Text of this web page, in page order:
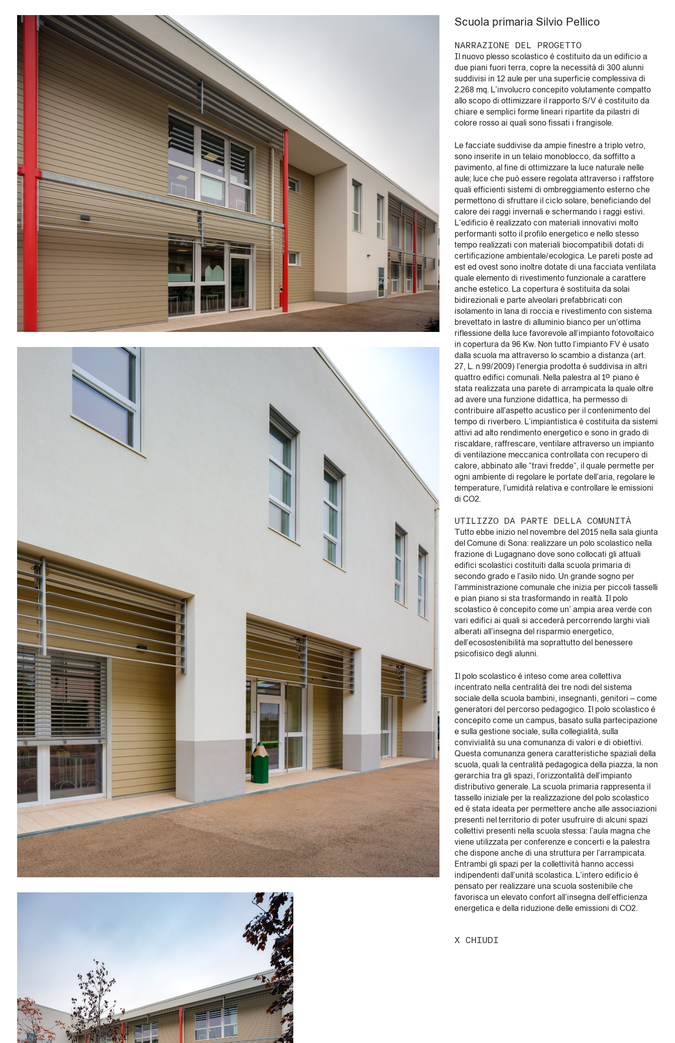
Scuola primaria Silvio Pellico
NARRAZIONE DEL PROGETTO
Il nuovo plesso scolastico è costituito da un edificio a
due piani fuori terra, copre la necessità di 300 alunni
suddivisi in 12 aule per una superficie complessiva di
2.268 mq. L’involucro concepito volutamente compatto
allo scopo di ottimizzare il rapporto S/V è costituito da
chiare e semplici forme lineari ripartite da pilastri di
colore rosso ai quali sono fissati i frangisole.
Le facciate suddivise da ampie finestre a triplo vetro,
sono inserite in un telaio monoblocco, da soffitto a
pavimento, al fine di ottimizzare la luce naturale nelle
aule; luce che può essere regolata attraverso i raffstore
quali efficienti sistemi di ombreggiamento esterno che
permettono di sfruttare il ciclo solare, beneficiando del
calore dei raggi invernali e schermando i raggi estivi.
L’edificio è realizzato con materiali innovativi molto
performanti sotto il profilo energetico e nello stesso
tempo realizzati con materiali biocompatibili dotati di
certificazione ambientale/ecologica. Le pareti poste ad
est ed ovest sono inoltre dotate di una facciata ventilata
quale elemento di rivestimento funzionale a carattere
anche estetico. La copertura è sostituita da solai
bidirezionali e parte alveolari prefabbricati con
isolamento in lana di roccia e rivestimento con sistema
brevettato in lastre di alluminio bianco per un’ottima
riflessione della luce favorevole all’impianto fotovoltaico
in copertura da 96 Kw. Non tutto l’impianto FV è usato
dalla scuola ma attraverso lo scambio a distanza (art.
27, L. n.99/2009) l’energia prodotta è suddivisa in altri
quattro edifici comunali. Nella palestra al 1° piano è
stata realizzata una parete di arrampicata la quale oltre
ad avere una funzione didattica, ha permesso di
contribuire all’aspetto acustico per il contenimento del
tempo di riverbero. L’impiantistica è costituita da sistemi
attivi ad alto rendimento energetico e sono in grado di
riscaldare, raffrescare, ventilare attraverso un impianto
di ventilazione meccanica controllata con recupero di
calore, abbinato alle “travi fredde”, il quale permette per
ogni ambiente di regolare le portate dell’aria, regolare le
temperature, l’umidità relativa e controllare le emissioni
di CO2.
UTILIZZO DA PARTE DELLA COMUNITÀ
Tutto ebbe inizio nel novembre del 2015 nella sala giunta
del Comune di Sona: realizzare un polo scolastico nella
frazione di Lugagnano dove sono collocati gli attuali
edifici scolastici costituiti dalla scuola primaria di
secondo grado e l’asilo nido. Un grande sogno per
l’amministrazione comunale che inizia per piccoli tasselli
e pian piano si sta trasformando in realtà. Il polo
scolastico è concepito come un’ ampia area verde con
vari edifici ai quali si accederà percorrendo larghi viali
alberati all’insegna del risparmio energetico,
dell’ecosostenibilità ma soprattutto del benessere
psicofisico degli alunni.
Il polo scolastico è inteso come area collettiva
incentrato nella centralità dei tre nodi del sistema
sociale della scuola bambini, insegnanti, genitori – come
generatori del percorso pedagogico. Il polo scolastico è
concepito come un campus, basato sulla partecipazione
e sulla gestione sociale, sulla collegialità, sulla
convivialità su una comunanza di valori e di obiettivi.
Questa comunanza genera caratteristiche spaziali della
scuola, quali la centralità pedagogica della piazza, la non
gerarchia tra gli spazi, l’orizzontalità dell’impianto
distributivo generale. La scuola primaria rappresenta il
tassello iniziale per la realizzazione del polo scolastico
ed è stata ideata per permettere anche alle associazioni
presenti nel territorio di poter usufruire di alcuni spazi
collettivi presenti nella scuola stessa: l’aula magna che
viene utilizzata per conferenze e concerti e la palestra
che dispone anche di una struttura per l’arrampicata.
Entrambi gli spazi per la collettività hanno accessi
indipendenti dall’unità scolastica. L’intero edificio è
pensato per realizzare una scuola sostenibile che
favorisca un elevato confort all’insegna dell’efficienza
energetica e della riduzione delle emissioni di CO2.
X CHIUDI